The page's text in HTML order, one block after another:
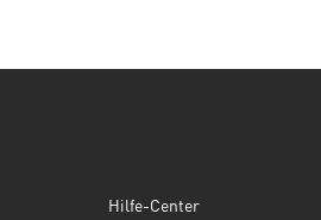
Hilfe-Center